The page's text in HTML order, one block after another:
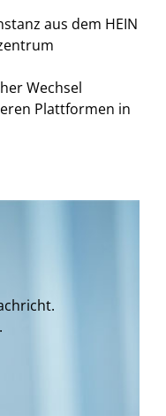
aus dem HEIN
Wechsel
Plattformen in